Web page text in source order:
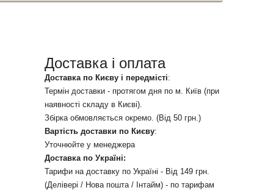
Доставка і оплата
Доставка по Києву і передмісті:
Термін доставки - протягом дня по м. Київ (при
наявності складу в Києві).
Збірка обмовляється окремо. (Від 50 грн.)
Вартість доставки по Києву:
Уточнюйте у менеджера
Доставка по Україні:
Тарифи на доставку по Україні - Від 149 грн.
(Делівері / Нова пошта / Інтайм) - по тарифам